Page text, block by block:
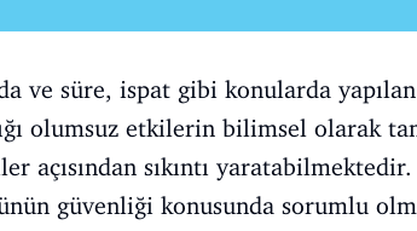
ve süre, ispat gibi konularda
olumsuz etkilerin bilimsel olarak
açısından sıkıntı
güvenliği konusunda sorumlu